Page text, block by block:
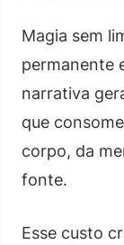
Magia sem
permanente
narrativa
que
corpo, da
fonte.
Esse custo